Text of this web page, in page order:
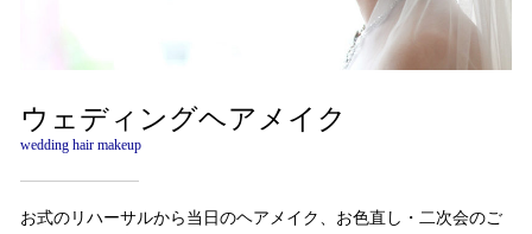
ウェディングヘアメイク
wedding hair makeup
お式のリハーサルから当日のヘアメイク、お色直し・二次会のご